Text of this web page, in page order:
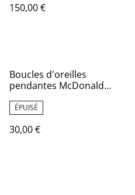
150,00 €
Boucles d'oreilles
pendantes McDonald
ÉPUISÉ
30,00 €